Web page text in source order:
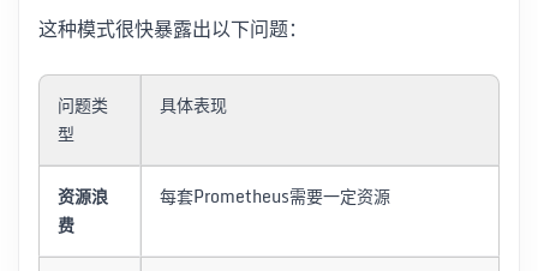
这种模式很快暴露出以下问题：
问题类
型
具体表现
资源浪
费
每套Prometheus需要一定资源